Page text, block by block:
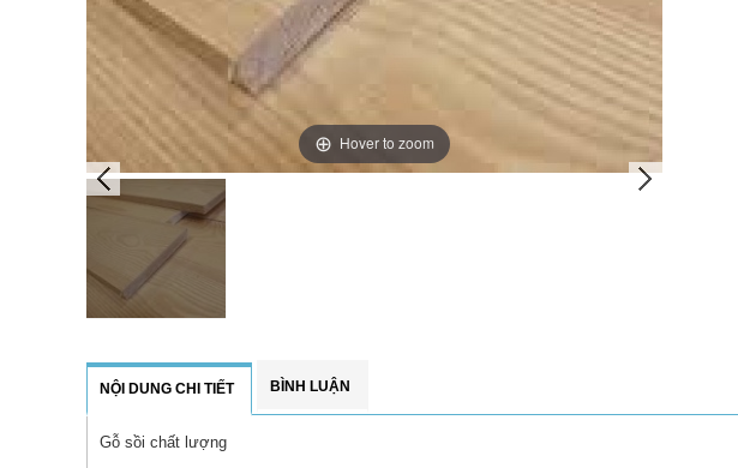
Hover to zoom
NỘI DUNG CHI TIẾT BÌNH LUẬN
Gỗ sồi chất lượng